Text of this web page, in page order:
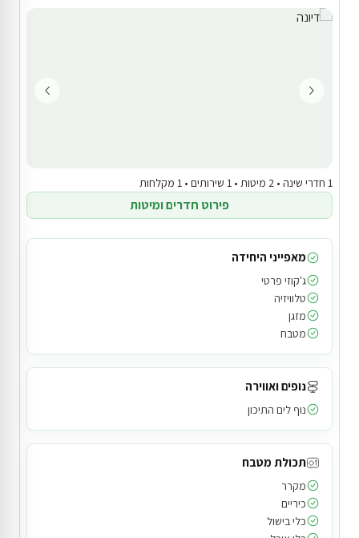
1 חדרי שינה • 2 מיטות • 1 שירותים • 1 מקלחות
פירוט חדרים ומיטות
מאפייני היחידה
ג'קוזי פרטי
טלוויזיה
מזגן
מטבח
נופים ואווירה
נוף לים התיכון
תכולת מטבח
מקרר
כיריים
כלי בישול